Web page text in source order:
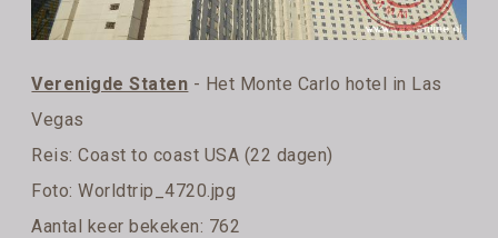
Verenigde Staten - Het Monte Carlo hotel in Las
Vegas
Reis:Coast to coast USA (22 dagen)
Foto: Worldtrip_4720.jpg
Aantal keer bekeken: 762